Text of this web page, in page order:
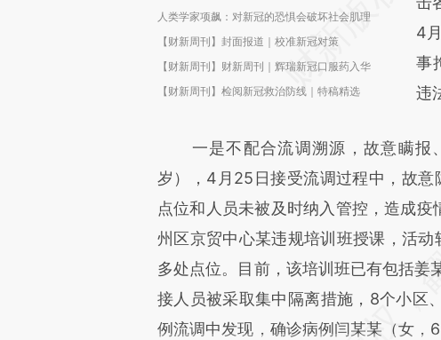
人类学家项飙：对新冠的恐惧会破坏社会肌理
【财新周刊】封面报道｜校准新冠对策
【财新周刊】财新周刊｜辉瑞新冠口服药入华
【财新周刊】检阅新冠救治防线｜特稿精选
对
4
事
违
一是不配合流调溯源，故意瞒报
岁），4月25日接受流调过程中，故
点位和人员未被及时纳入管控，造成
州区京贸中心某违规培训班授课，活
多处点位。目前，该培训班已有包括
接人员被采取集中隔离措施，8个小区
例流调中发现，确诊病例闫某某（女